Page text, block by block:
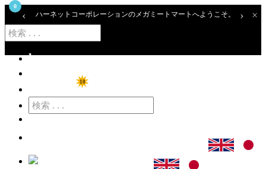
‹ ハーネットコーポレーションのメガミートマートへようこそ。 › ×
home
10
0